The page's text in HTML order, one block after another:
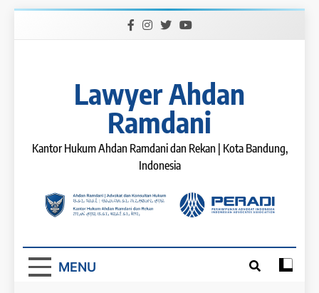
Lawyer Ahdan
Ramdani
Kantor Hukum Ahdan Ramdani dan Rekan | Kota Bandung,
Indonesia
MENU